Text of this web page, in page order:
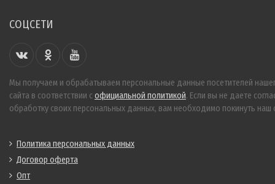
СОЦСЕТИ
Мы получаем и обрабатываем персональные данные посетителей
сайта в соответствии с официальной политикой. Если вы не даете
обработку своих персональных данных, вам необходимо покинуть наш
Политика персональных данных
Договор оферта
Опт